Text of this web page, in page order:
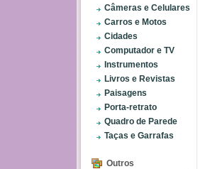
Câmeras e Celulares
Carros e Motos
Cidades
Computador e TV
Instrumentos
Livros e Revistas
Paisagens
Porta-retrato
Quadro de Parede
Taças e Garrafas
Outros